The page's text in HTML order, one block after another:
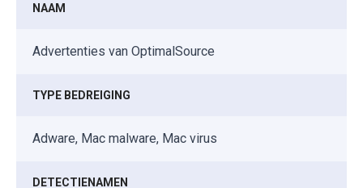
NAAM
Advertenties van OptimalSource
TYPE BEDREIGING
Adware, Mac malware, Mac virus
DETECTIENAMEN